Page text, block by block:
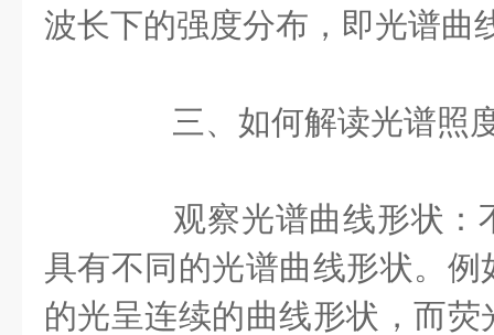
波长下的强度分布，即光谱曲
三、如何解读光谱照
观察光谱曲线形状：
具有不同的光谱曲线形状。
的光呈连续的曲线形状，而